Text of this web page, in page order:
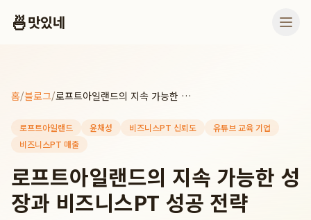
🍜맛있네
홈/블로그/ 로프트아일랜드의 지속 가능한 성장과 비즈니스PT 성공 전략
로프트아일랜드 윤채성 비즈니스PT 신뢰도
유튜브 교육 기업
비즈니스PT 매출
로프트아일랜드의 지속 가능한 성
장과 비즈니스PT 성공 전략